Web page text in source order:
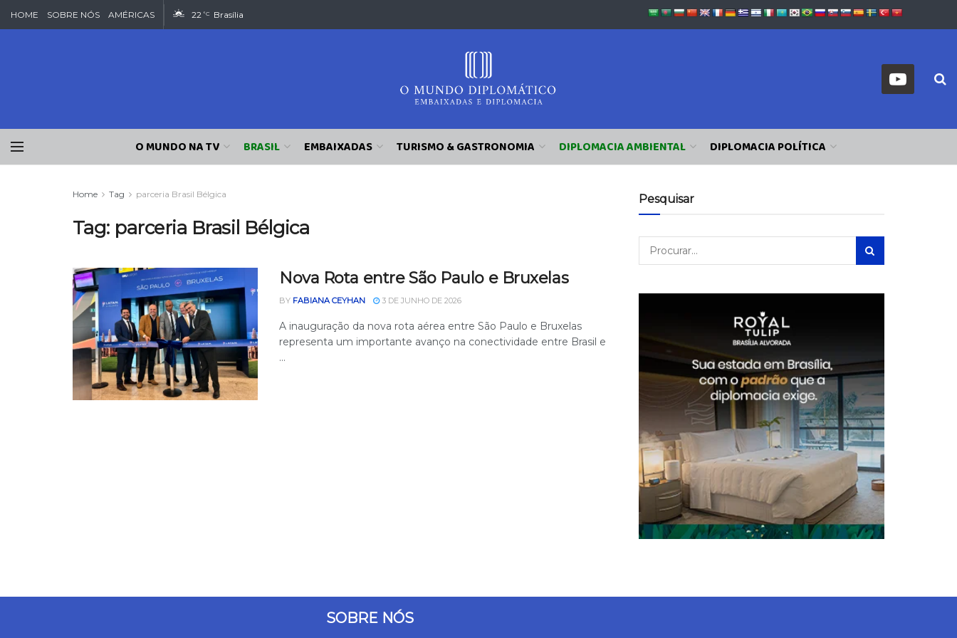
HOME SOBRE NÓS AMÉRICAS 22 °C Brasília
O MUNDO NA TV BRASIL EMBAIXADAS TURISMO & GASTRONOMIA DIPLOMACIA AMBIENTAL DIPLOMACIA POLÍTICA
Home Tag parceria Brasil Bélgica
Tag: parceria Brasil Bélgica
Nova Rota entre São Paulo e Bruxelas
BY FABIANA CEYHAN 3 DE JUNHO DE 2026
A inauguração da nova rota aérea entre São Paulo e Bruxelas
representa um importante avanço na conectividade entre Brasil e
...
Pesquisar
SOBRE NÓS